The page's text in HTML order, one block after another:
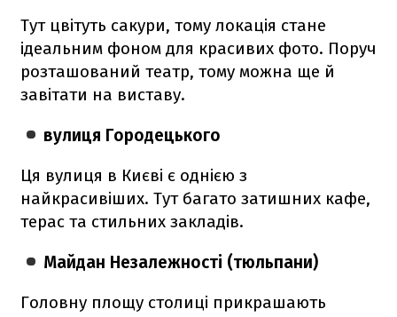
Тут цвітуть сакури, тому локація стане
ідеальним фоном для красивих фото. Поруч
розташований театр, тому можна ще й
завітати на виставу.
вулиця Городецького
Ця вулиця в Києві є однією з
найкрасивіших. Тут багато затишних кафе,
терас та стильних закладів.
Майдан Незалежності (тюльпани)
Головну площу столиці прикрашають